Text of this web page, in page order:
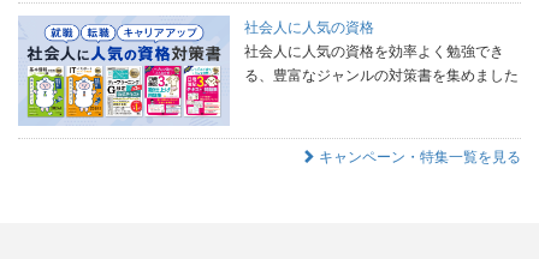
社会人に人気の資格
社会人に人気の資格を効率よく勉強でき
る、豊富なジャンルの対策書を集めました
キャンペーン・特集一覧を見る